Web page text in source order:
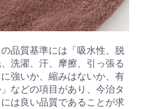
品質基準には「吸水性、脱
洗濯、汗、摩擦、引っ張る
強いか、縮みはないか、有
などの項目があり、今治タ
は良い品質であることが求